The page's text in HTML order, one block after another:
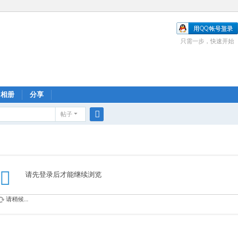
只需一步，快速开始
相册 分享
帖子
请先登录后才能继续浏览
请稍候...